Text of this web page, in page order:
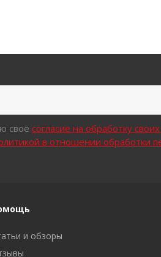
своё согласие на обработку
в отношении обработки
и обзоры